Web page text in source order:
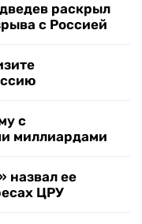
раскрыл
с Россией
с
миллиардами
назвал ее
ЦРУ